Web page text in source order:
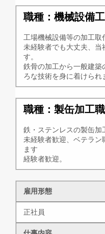
職種：機械設備
工場機械設備等の加工取
未経験者でも大丈夫、当
す。
鉄骨の加工から一般建築
ろな技術を身に着けられ
職種：製缶加工
鉄・ステンレスの製缶加
未経験者歓迎、ベテラ
ます
経験者歓迎。
雇用形態
正社員